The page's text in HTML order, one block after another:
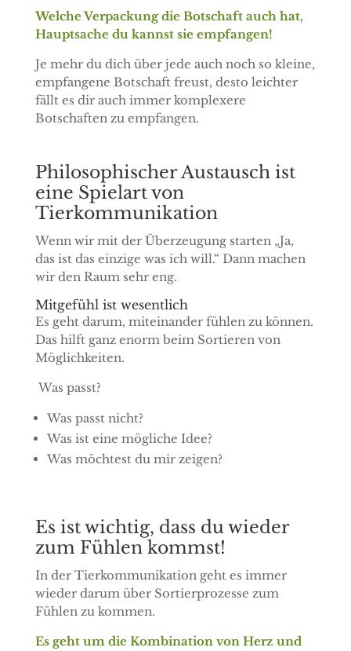
Welche Verpackung die Botschaft auch hat,
Hauptsache du kannst sie empfangen!
Je mehr du dich über jede auch noch so kleine,
empfangene Botschaft freust, desto leichter
fällt es dir auch immer komplexere
Botschaften zu empfangen.
Philosophischer Austausch ist
eine Spielart von
Tierkommunikation
Wenn wir mit der Überzeugung starten „Ja,
das ist das einzige was ich will.“ Dann machen
wir den Raum sehr eng.
Mitgefühl ist wesentlich
Es geht darum, miteinander fühlen zu können.
Das hilft ganz enorm beim Sortieren von
Möglichkeiten.
Was passt?
Was passt nicht?
Was ist eine mögliche Idee?
Was möchtest du mir zeigen?
Es ist wichtig, dass du wieder
zum Fühlen kommst!
In der Tierkommunikation geht es immer
wieder darum über Sortierprozesse zum
Fühlen zu kommen.
Es geht um die Kombination von Herz und